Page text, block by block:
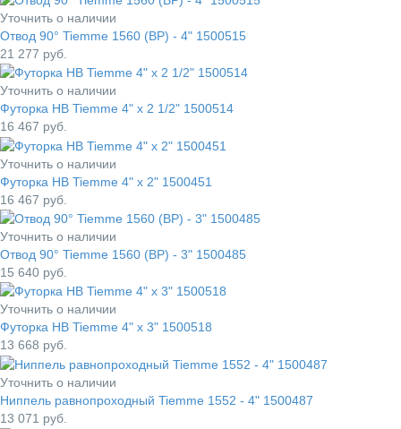
Уточнить о наличии
Отвод 90° Tiemme 1560 (ВР) - 4" 1500515
21 277 руб.
Уточнить о наличии
Футорка НВ Tiemme 4" x 2 1/2" 1500514
16 467 руб.
Уточнить о наличии
Футорка НВ Tiemme 4" x 2" 1500451
16 467 руб.
Уточнить о наличии
Отвод 90° Tiemme 1560 (ВР) - 3" 1500485
15 640 руб.
Уточнить о наличии
Футорка НВ Tiemme 4" x 3" 1500518
13 668 руб.
Уточнить о наличии
Ниппель равнопроходный Tiemme 1552 - 4" 1500487
13 071 руб.